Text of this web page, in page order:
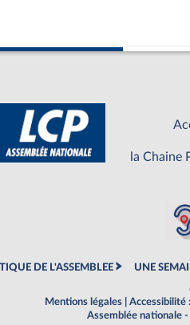
la Chaine
DE L'ASSEMBLEE UNE
Mentions légales
Accessibilité
Assemblée nationale